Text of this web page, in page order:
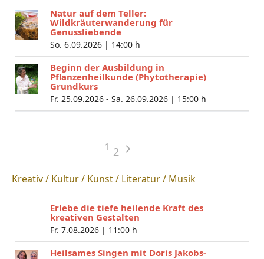
Natur auf dem Teller:
Wildkräuterwanderung für
Genussliebende
So. 6.09.2026 | 14:00 h
Beginn der Ausbildung in
Pflanzenheilkunde (Phytotherapie)
Grundkurs
Fr. 25.09.2026 - Sa. 26.09.2026 | 15:00 h
1 2
Kreativ / Kultur / Kunst / Literatur / Musik
Erlebe die tiefe heilende Kraft des
kreativen Gestalten
Fr. 7.08.2026 | 11:00 h
Heilsames Singen mit Doris Jakobs-